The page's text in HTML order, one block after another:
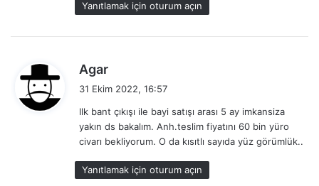
Yanıtlamak için oturum açın
Agar
i
k
i
:
31 Ekim 2022, 16:57
Ilk bant çıkışı ile bayi satışı arası 5 ay imkansiza
yakın ds bakalım. Anh.teslim fiyatını 60 bin yüro
civarı bekliyorum. O da kısıtlı sayıda yüz görümlük..
Yanıtlamak için oturum açın